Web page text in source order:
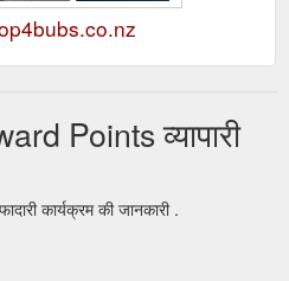
Points व्यापारी
कार्यक्रम की जानकारी .